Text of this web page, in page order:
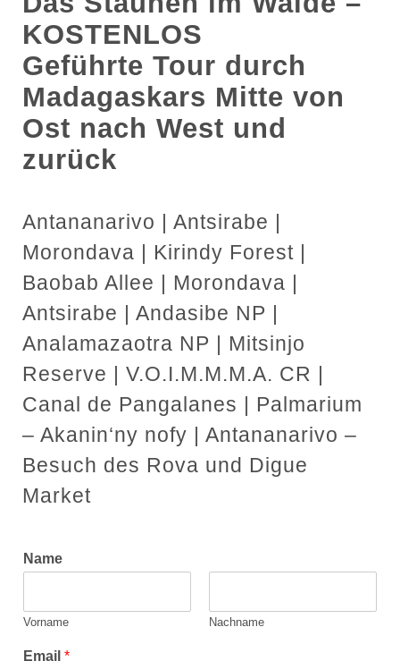
KOSTENLOS
Geführte Tour durch
Madagaskars Mitte von
Ost nach West und
zurück
Antananarivo | Antsirabe |
Morondava | Kirindy Forest |
Baobab Allee | Morondava |
Antsirabe | Andasibe NP |
Analamazaotra NP | Mitsinjo
Reserve | V.O.I.M.M.M.A. CR |
Canal de Pangalanes | Palmarium
– Akanin‘ny nofy | Antananarivo –
Besuch des Rova und Digue
Market
Name
Vorname Nachname
Email *